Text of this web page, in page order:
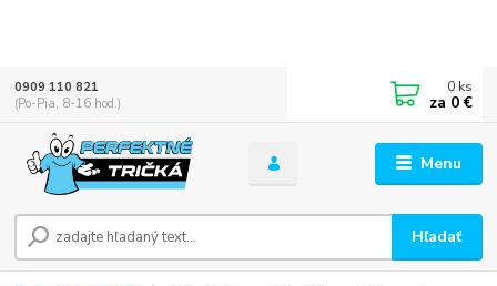
Menu
Hľadať
0909 110 821
(Po-Pia, 8-16 hod.)
0 ks
za 0 €